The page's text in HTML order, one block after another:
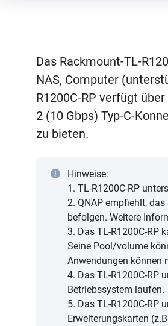
Das Rackmount-TL-
NAS, Computer
R1200C-RP verfügt
2 (10 Gbps) Typ-C-
zu bieten.
Hinweise:
1. TL-R1200C-RP
2. QNAP empfiehlt,
befolgen. Weitere
3. Das TL-R1200C-RP
Seine Pool/volume
Anwendungen können
4. Das TL-R1200C-RP
Betriebssystem laufen.
5. Das TL-R1200C-RP
Erweiterungskarten